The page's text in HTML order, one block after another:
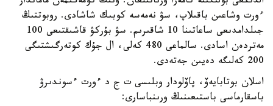
ءورت وشاعىن باقىلاپ، سۋ نەمەسە كوبىك شاشادى. روبوتتىڭ
جىلدامدىعى ساعاتىنا 10 شاقىرىم. سۋ بۇركۋ قاشىقتىعى 100
مەتردەن اسادى. سالماعى 480 كەلى، ال جۇك كوتەرگىشتىگى
200 كەلىگە دەيىن جەتەدى.
اسلان بوتابايەۆ، پاۆلودار وبلىسى ت ج د ءورت ءسوندىرۋ
باسقارماسى باستىعىنىڭ ورىنباسارى: